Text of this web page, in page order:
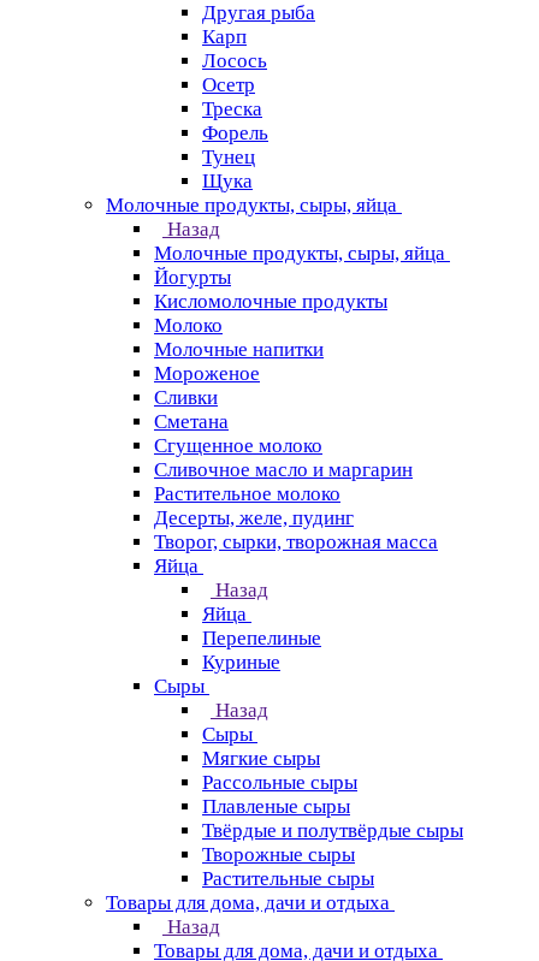
Другая рыба
Карп
Лосось
Осетр
Треска
Форель
Тунец
Щука
Молочные продукты, сыры, яйца
Назад
Молочные продукты, сыры, яйца
Йогурты
Кисломолочные продукты
Молоко
Молочные напитки
Мороженое
Сливки
Сметана
Сгущенное молоко
Сливочное масло и маргарин
Растительное молоко
Десерты, желе, пудинг
Творог, сырки, творожная масса
Яйца
Назад
Яйца
Перепелиные
Куриные
Сыры
Назад
Сыры
Мягкие сыры
Рассольные сыры
Плавленые сыры
Твёрдые и полутвёрдые сыры
Творожные сыры
Растительные сыры
Товары для дома, дачи и отдыха
Назад
Товары для дома, дачи и отдыха